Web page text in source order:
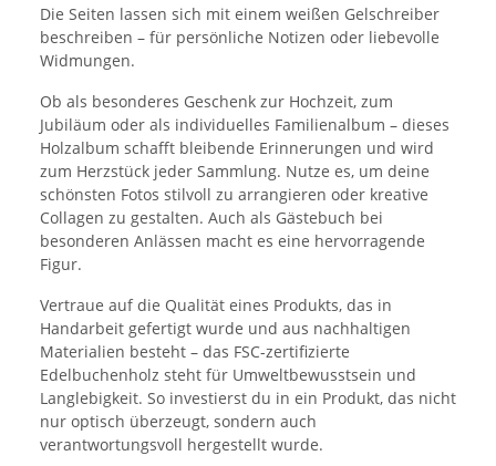
Die Seiten lassen sich mit einem weißen Gelschreiber
beschreiben – für persönliche Notizen oder liebevolle
Widmungen.
Ob als besonderes Geschenk zur Hochzeit, zum
Jubiläum oder als individuelles Familienalbum – dieses
Holzalbum schafft bleibende Erinnerungen und wird
zum Herzstück jeder Sammlung. Nutze es, um deine
schönsten Fotos stilvoll zu arrangieren oder kreative
Collagen zu gestalten. Auch als Gästebuch bei
besonderen Anlässen macht es eine hervorragende
Figur.
Vertraue auf die Qualität eines Produkts, das in
Handarbeit gefertigt wurde und aus nachhaltigen
Materialien besteht – das FSC-zertifizierte
Edelbuchenholz steht für Umweltbewusstsein und
Langlebigkeit. So investierst du in ein Produkt, das nicht
nur optisch überzeugt, sondern auch
verantwortungsvoll hergestellt wurde.